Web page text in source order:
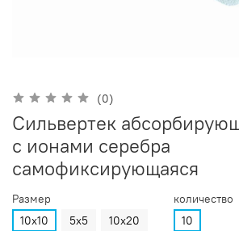
(0)
Сильвертек
с ионами серебра
самофиксирующаяся
Размер
10х10
5х5 10х20
количество
10